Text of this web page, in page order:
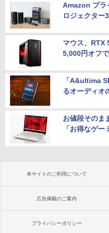
Amazon プラ
ロジェクター
マウス、RTX
5,000円オフ
「A&ultima
るオーディオ
お値段そのま
「お得なゲー
本サイトのご利用について
広告掲載のご案内
プライバシーポリシー